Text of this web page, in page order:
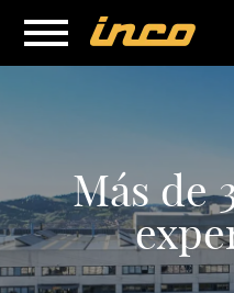
Más de